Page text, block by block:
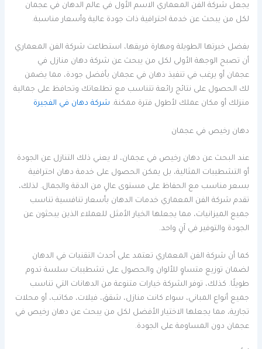
يجعل شركة الفن المعماري الاسم الأول في عالم الدهان في عجمان
لكل من يبحث عن خدمة احترافية ذات جودة عالية وأسعار مناسبة.
بفضل خبرتها الطويلة ومهارة فريقها، استطاعت شركة الفن المعماري
أن تصبح الوجهة الأولى لكل من يبحث عن شركة دهان منازل في
عجمان أو يرغب في تنفيذ دهان في عجمان بأفضل جودة، مما يضمن
لك الحصول على نتائج رائعة تتناسب مع تطلعاتك وتحافظ على جمالية
منزلك أو مكان عملك لأطول فترة ممكنة. شركة دهان في الفجيرة
دهان رخيص في عجمان
عند البحث عن دهان رخيص في عجمان، لا يعني ذلك التنازل عن الجودة
أو التشطيبات المثالية، بل يمكن الحصول على خدمة دهان احترافية
بسعر مناسب مع الحفاظ على مستوى عالٍ من الدقة والجمال. لذلك،
تقدم شركة الفن المعماري خدمات الدهان بأسعار تنافسية تناسب
جميع الميزانيات، مما يجعلها الخيار الأمثل للعملاء الذين يبحثون عن
الجودة والتوفير في آنٍ واحد.
كما أن شركة الفن المعماري تعتمد على أحدث التقنيات في الدهان
لضمان توزيع متساوٍ للألوان والحصول على تشطيبات سلسة تدوم
طويلًا. كذلك، توفر الشركة خيارات متنوعة من الدهانات التي تناسب
جميع أنواع المباني، سواء كانت منازل، شقق، فيلات، مكاتب، أو محلات
تجارية، مما يجعلها الاختيار الأفضل لكل من يبحث عن دهان رخيص في
عجمان دون المساومة على الجودة.